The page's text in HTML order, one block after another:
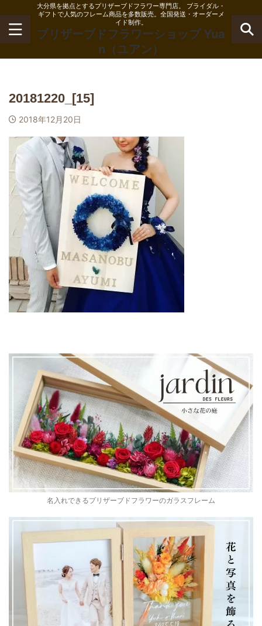
大分県を拠点とするプリザーブドフラワー専門店。 ブライダル・
ギフトで人気のフレーム商品を多数販売。全国発送・オーダーメ
イド制作。
プリザーブドフラワーショップ Yua
n（ユアン）
20181220_[15]
2018年12月20日
名入れできるプリザーブドフラワーのガラスフレーム